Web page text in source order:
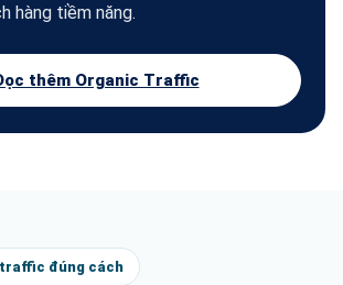
hàng tiềm năng.
thêm Organic Traffic
đúng cách